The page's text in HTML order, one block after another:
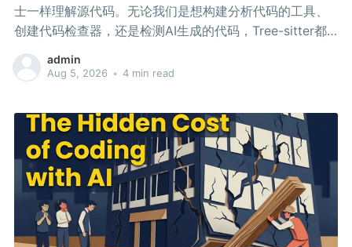
士一样理解源代码。无论我们是想构建分析代码的工具、
创建代码检查器，还是检测AI生成的代码，Tree-sitter都
能提供帮助。
admin
Aug 5, 2026 • 4 min read